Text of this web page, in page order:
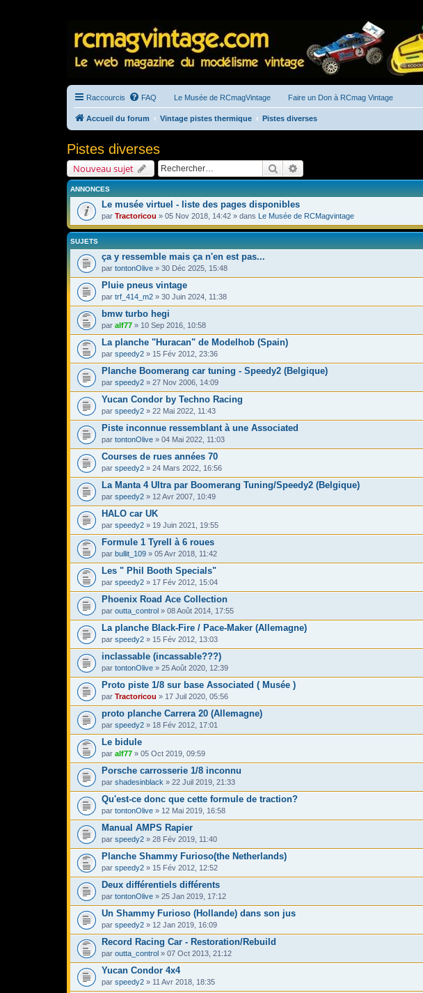
Raccourcis FAQ Le Musée de RCmagVintage Faire un Don à RCmag Vintage
Accueil du forum Vintage pistes thermique Pistes diverses
Pistes diverses
Nouveau sujet Rechercher
ANNONCES
Le musée virtuel - liste des pages disponibles
par Tractoricou » 05 Nov 2018, 14:42 » dans Le Musée de RCMagvintage
SUJETS
ça y ressemble mais ça n'en est pas...
par tontonOlive » 30 Déc 2025, 15:48
Pluie pneus vintage
par trf_414_m2 » 30 Juin 2024, 11:38
bmw turbo hegi
par alf77 » 10 Sep 2016, 10:58
La planche "Huracan" de Modelhob (Spain)
par speedy2 » 15 Fév 2012, 23:36
Planche Boomerang car tuning - Speedy2 (Belgique)
par speedy2 » 27 Nov 2006, 14:09
Yucan Condor by Techno Racing
par speedy2 » 22 Mai 2022, 11:43
Piste inconnue ressemblant à une Associated
par tontonOlive » 04 Mai 2022, 11:03
Courses de rues années 70
par speedy2 » 24 Mars 2022, 16:56
La Manta 4 Ultra par Boomerang Tuning/Speedy2 (Belgique)
par speedy2 » 12 Avr 2007, 10:49
HALO car UK
par speedy2 » 19 Juin 2021, 19:55
Formule 1 Tyrell à 6 roues
par bullit_109 » 05 Avr 2018, 11:42
Les " Phil Booth Specials"
par speedy2 » 17 Fév 2012, 15:04
Phoenix Road Ace Collection
par outta_control » 08 Août 2014, 17:55
La planche Black-Fire / Pace-Maker (Allemagne)
par speedy2 » 15 Fév 2012, 13:03
inclassable (incassable???)
par tontonOlive » 25 Août 2020, 12:39
Proto piste 1/8 sur base Associated ( Musée )
par Tractoricou » 17 Juil 2020, 05:56
proto planche Carrera 20 (Allemagne)
par speedy2 » 18 Fév 2012, 17:01
Le bidule
par alf77 » 05 Oct 2019, 09:59
Porsche carrosserie 1/8 inconnu
par shadesinblack » 22 Juil 2019, 21:33
Qu'est-ce donc que cette formule de traction?
par tontonOlive » 12 Mai 2019, 16:58
Manual AMPS Rapier
par speedy2 » 28 Fév 2019, 11:40
Planche Shammy Furioso(the Netherlands)
par speedy2 » 15 Fév 2012, 12:52
Deux différentiels différents
par tontonOlive » 25 Jan 2019, 17:12
Un Shammy Furioso (Hollande) dans son jus
par speedy2 » 12 Jan 2019, 16:09
Record Racing Car - Restoration/Rebuild
par outta_control » 07 Oct 2013, 21:12
Yucan Condor 4x4
par speedy2 » 11 Avr 2018, 18:35